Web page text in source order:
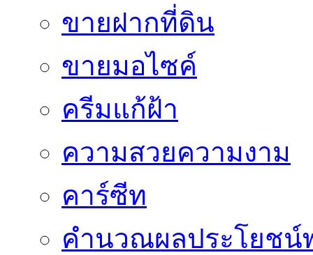
ขายฝากที่ดิน
ขายมอไซค์
ครีมแก้ฝ้า
ความสวยความงาม
คาร์ซีท
คำนวณผลประโยชน์